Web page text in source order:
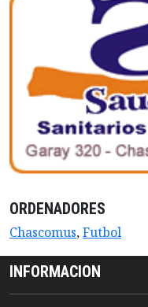
ORDENADORES
Chascomus,Futbol
INFORMACION